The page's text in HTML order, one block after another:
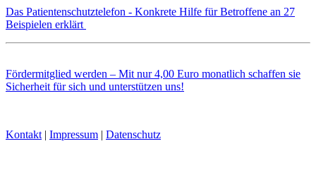
Das Patientenschutztelefon - Konkrete Hilfe für Betroffene an 27
Beispielen erklärt
Fördermitglied werden – Mit nur 4,00 Euro monatlich schaffen sie
Sicherheit für sich und unterstützen uns!
Kontakt | Impressum | Datenschutz